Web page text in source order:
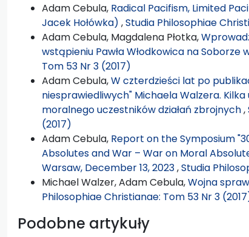
Adam Cebula, Radical Pacifism, Limited
Jacek Hołówka) ,Studia Philosophiae
Adam Cebula, Magdalena Płotka,
wstąpieniu Pawła Włodkowica na Soborze
Tom 53 Nr 3 (2017)
Adam Cebula,W czterdzieści lat po
niesprawiedliwych" Michaela Walzera.
moralnego uczestników działań zbrojnych,
(2017)
Adam Cebula, Report on the Symposium
Absolutes and War – War on Moral
Warsaw, December 13, 2023,Studia
Michael Walzer, Adam Cebula,Wojna
Philosophiae Christianae: Tom 53 Nr 3
Podobne artykuły